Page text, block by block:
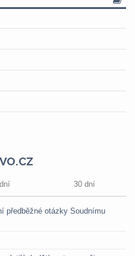
30 dní
předběžné otázky Soudnímu